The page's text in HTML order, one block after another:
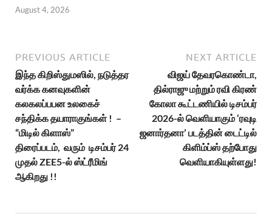
August 4, 2026
PREVIOUS ARTICLE
இந்த கிறிஸ்துமஸில், நடுத்தர
வர்க்க கனவுகளின்
கலகலப்பபன உலகைச்
சந்திக்க தயாராகுங்கள் ! –
“மிடில் கிளாஸ்”
திரைப்படம், வரும் டிசம்பர் 24
முதல் ZEE5-ல் ஸ்ட்ரீமிங்
ஆகிறது !!
NEXT ARTICLE
விஜய் தேவரகொண்டா,
தில்ராஜு மற்றும் ரவி கிரண்
கோலா கூட்டணியில் டிசம்பர்
2026-ல் வெளியாகும் ‘ரவுடி
ஜனார்தனா’ படத்தின் டைட்டில்
கிளிம்ப்ஸ் தற்போது
வெளியாகியுள்ளது!